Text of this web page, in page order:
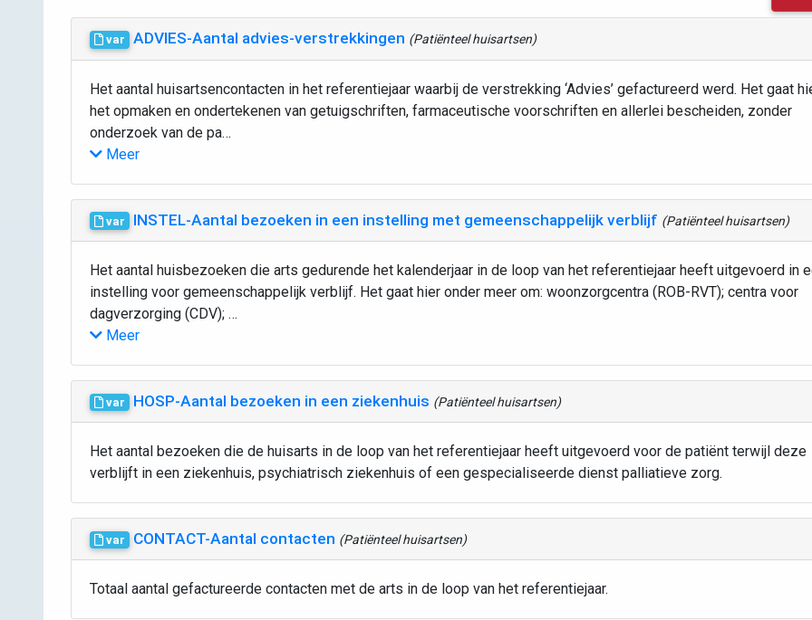
var ADVIES-Aantal advies-verstrekkingen (Patiënteel huisartsen)
Het aantal huisartsencontacten in het referentiejaar waarbij de verstrekking ‘Advies’ gefactureerd werd. Het gaat
het opmaken en ondertekenen van getuigschriften, farmaceutische voorschriften en allerlei bescheiden, zonder
onderzoek van de pa…
Meer
var INSTEL-Aantal bezoeken in een instelling met gemeenschappelijk verblijf (Patiënteel huisartsen)
Het aantal huisbezoeken die arts gedurende het kalenderjaar in de loop van het referentiejaar heeft uitgevoerd in
instelling voor gemeenschappelijk verblijf. Het gaat hier onder meer om: woonzorgcentra (ROB-RVT); centra voor
dagverzorging (CDV); …
Meer
var HOSP-Aantal bezoeken in een ziekenhuis (Patiënteel huisartsen)
Het aantal bezoeken die de huisarts in de loop van het referentiejaar heeft uitgevoerd voor de patiënt terwijl deze
verblijft in een ziekenhuis, psychiatrisch ziekenhuis of een gespecialiseerde dienst palliatieve zorg.
var CONTACT-Aantal contacten (Patiënteel huisartsen)
Totaal aantal gefactureerde contacten met de arts in de loop van het referentiejaar.